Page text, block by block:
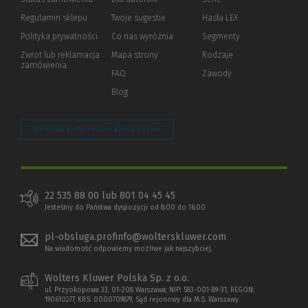
Regulamin sklepu
Polityka prywatności (Nowe
(Link
innej
Zwrot lub reklamacja
zamówienia
innej
strony)
Twoje sugestie
Co nas wyróżnia
Mapa strony
FAQ
Blog
Hasła LEX
Segmenty
Rodzaje
Zawody
Zarządzaj preferencjami plików cookie
22 535 88 00 lub 801 04 45 45
Jesteśmy do Państwa dyspozycji od 8:00 do 16:00
pl-obsluga.profinfo@wolterskluwer.com
Na wiadomość odpowiemy możliwe jak najszybciej.
Wolters Kluwer Polska Sp. z o.o.
ul. Przyokopowa 33, 01-208 Warszawa; NIP: 583-001-89-31, REGON:
190610277, KRS: 0000709879, Sąd rejonowy dla M.S. Warszawy